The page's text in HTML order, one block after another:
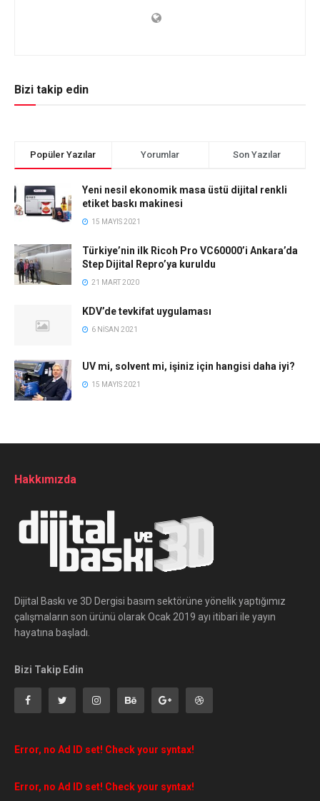
Bizi takip edin
Popüler Yazılar Yorumlar Son Yazılar
Yeni nesil ekonomik masa üstü dijital renkli
etiket baskı makinesi
15 MAYIS 2021
Türkiye’nin ilk Ricoh Pro VC60000’i Ankara’da
Step Dijital Repro’ya kuruldu
21 MART 2020
KDV’de tevkifat uygulaması
6 NISAN 2021
UV mi, solvent mi, işiniz için hangisi daha iyi?
15 MAYIS 2021
Hakkımızda
Dijital Baskı ve 3D Dergisi basım sektörüne yönelik yaptığımız
çalışmaların son ürünü olarak Ocak 2019 ayı itibari ile yayın
hayatına başladı.
Bizi Takip Edin
Error, no Ad ID set! Check your syntax!
Error, no Ad ID set! Check your syntax!